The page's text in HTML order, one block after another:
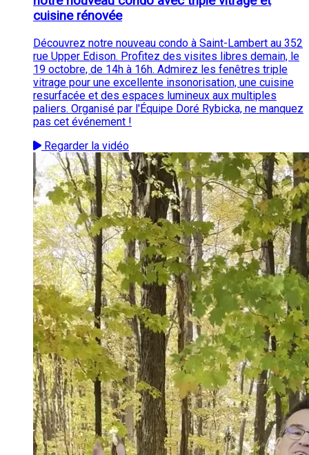
cuisine rénovée
Découvrez notre nouveau condo à Saint-Lambert au 352
rue Upper Edison. Profitez des visites libres demain, le
19 octobre, de 14h à 16h. Admirez les fenêtres triple
vitrage pour une excellente insonorisation, une cuisine
resurfacée et des espaces lumineux aux multiples
paliers. Organisé par l'Équipe Doré Rybicka, ne manquez
pas cet événement !
Regarder la vidéo